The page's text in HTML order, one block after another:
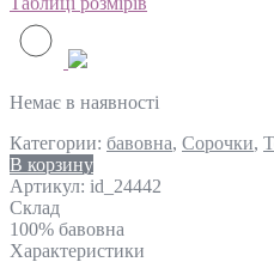
Немає в наявності
Категории: бавовна, Сорочки,
В корзину
Артикул: id_24442
Склад
100% бавовна
Характеристики